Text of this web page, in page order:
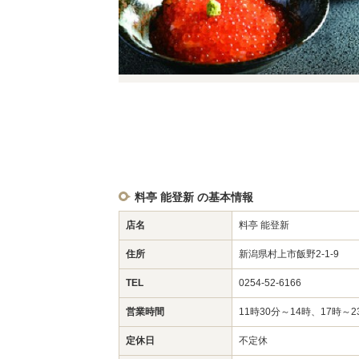
料亭 能登新 の基本情報
店名 料亭 能登新
住所 新潟県村上市飯野2-1-9
TEL 0254-52-6166
営業時間 11時30分～14時、17時～
定休日 不定休